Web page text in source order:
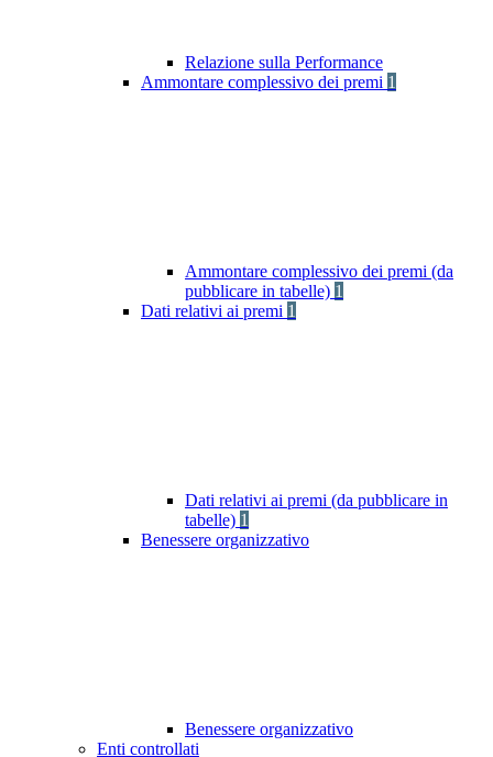
Relazione sulla Performance
Ammontare complessivo dei premi 1
Ammontare complessivo dei premi (da
pubblicare in tabelle) 1
Dati relativi ai premi 1
Dati relativi ai premi (da pubblicare in
tabelle) 1
Benessere organizzativo
Benessere organizzativo
Enti controllati